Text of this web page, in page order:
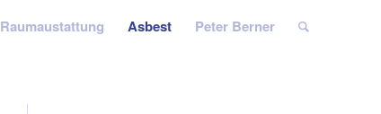
Raumaustattung Asbest Peter Berner